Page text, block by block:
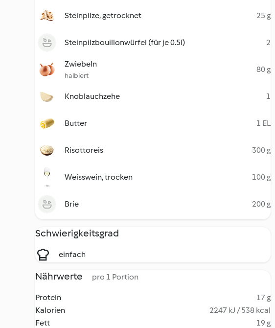
Steinpilze, getrocknet 25 g
Steinpilzbouillonwürfel (für je 0.5l) 2
Zwiebeln
halbiert
80 g
Knoblauchzehe 1
Butter 1 EL
Risottoreis 300 g
Weisswein, trocken 100 g
Brie 200 g
Schwierigkeitsgrad
einfach
Nährwerte pro 1 Portion
Protein
17 g
Kalorien
2247 kJ / 538 kcal
Fett
19 g